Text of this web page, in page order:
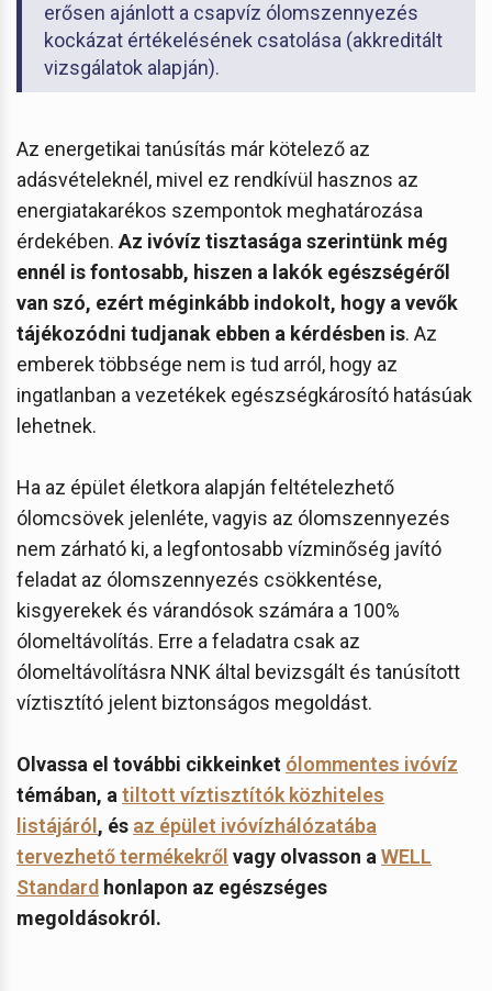
erősen ajánlott a csapvíz ólomszennyezés
kockázat értékelésének csatolása (akkreditált
vizsgálatok alapján).
Az energetikai tanúsítás már kötelező az
adásvételeknél, mivel ez rendkívül hasznos az
energiatakarékos szempontok meghatározása
érdekében. Az ivóvíz tisztasága szerintünk még
ennél is fontosabb, hiszen a lakók egészségéről
van szó, ezért méginkább indokolt, hogy a vevők
tájékozódni tudjanak ebben a kérdésben is. Az
emberek többsége nem is tud arról, hogy az
ingatlanban a vezetékek egészségkárosító hatásúak
lehetnek.
Ha az épület életkora alapján feltételezhető
ólomcsövek jelenléte, vagyis az ólomszennyezés
nem zárható ki, a legfontosabb vízminőség javító
feladat az ólomszennyezés csökkentése,
kisgyerekek és várandósok számára a 100%
ólomeltávolítás. Erre a feladatra csak az
ólomeltávolításra NNK által bevizsgált és tanúsított
víztisztító jelent biztonságos megoldást.
Olvassa el további cikkeinket ólommentes ivóvíz
témában, a tiltott víztisztítók közhiteles
listájáról , és az épület ivóvízhálózatába
tervezhető termékekről vagy olvasson a WELL
Standard honlapon az egészséges
megoldásokról.